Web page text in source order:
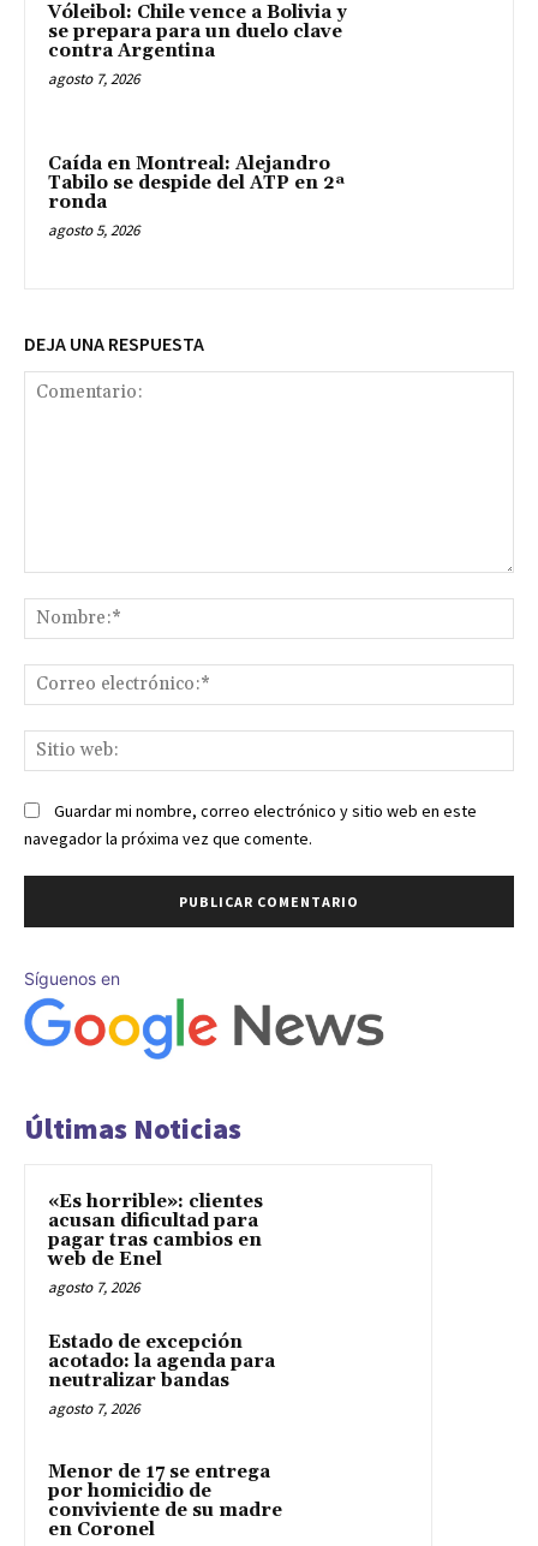
Vóleibol: Chile vence a Bolivia y
se prepara para un duelo clave
contra Argentina
agosto 7, 2026
Caída en Montreal: Alejandro
Tabilo se despide del ATP en 2ª
ronda
agosto 5, 2026
DEJA UNA RESPUESTA
Guardar mi nombre, correo electrónico y sitio web en este
navegador la próxima vez que comente.
Síguenos en
Últimas Noticias
«Es horrible»: clientes
acusan dificultad para
pagar tras cambios en
web de Enel
agosto 7, 2026
Estado de excepción
acotado: la agenda para
neutralizar bandas
agosto 7, 2026
Menor de 17 se entrega
por homicidio de
conviviente de su madre
en Coronel